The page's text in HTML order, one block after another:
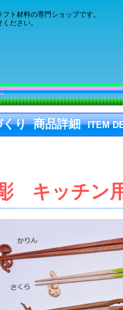
ト材料の専門ショップです。
ださい。
くり 商品詳細 ITEM
キッチン